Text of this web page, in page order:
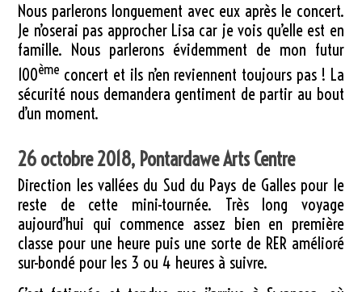
Nous parlerons longuement avec eux après le concert.
Je n’oserai pas approcher Lisa car je vois qu’elle est en
famille. Nous parlerons évidemment de mon futur
100ème concert et ils n’en reviennent toujours pas ! La
sécurité nous demandera gentiment de partir au bout
d’un moment.
26 octobre 2018, Pontardawe Arts Centre
Direction les vallées du Sud du Pays de Galles pour le
reste de cette mini-tournée. Très long voyage
aujourd’hui qui commence assez bien en première
classe pour une heure puis une sorte de RER amélioré
sur-bondé pour les 3 ou 4 heures à suivre.